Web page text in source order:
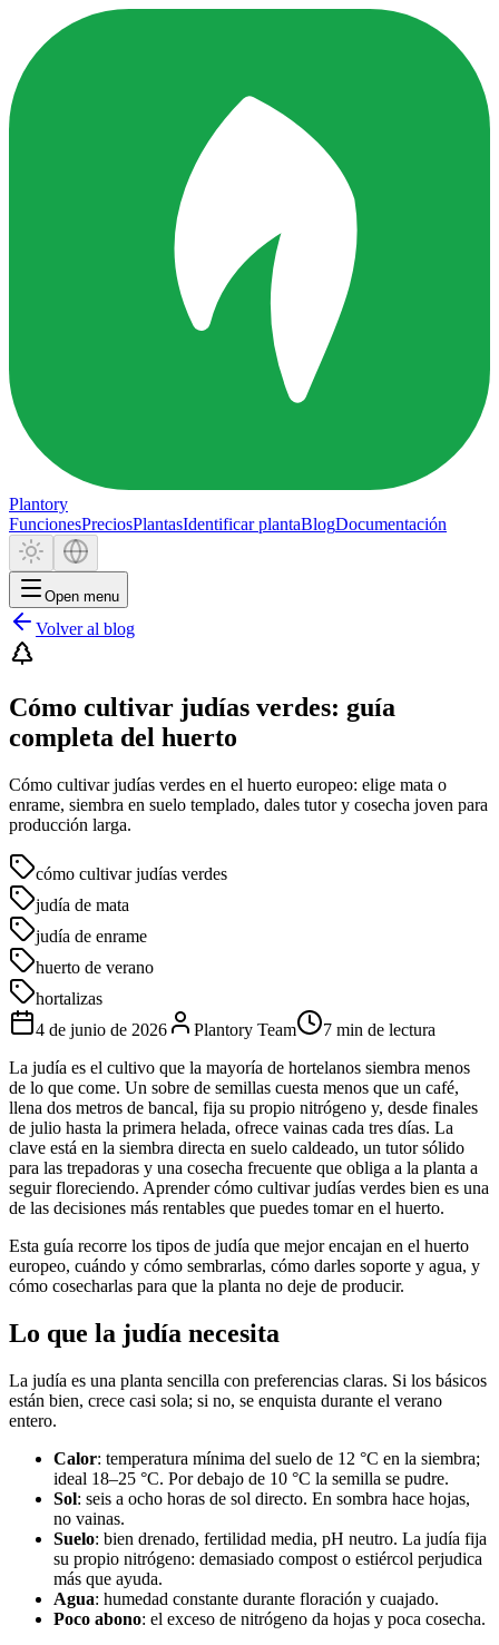
Plantory
FuncionesPreciosPlantasIdentificar plantaBlogDocumentación
Open menu
Volver al blog
Cómo cultivar judías verdes: guía
completa del huerto
Cómo cultivar judías verdes en el huerto europeo: elige mata o
enrame, siembra en suelo templado, dales tutor y cosecha joven para
producción larga.
cómo cultivar judías verdes
judía de mata
judía de enrame
huerto de verano
hortalizas
4 de junio de 2026
Plantory Team
7 min de lectura
La judía es el cultivo que la mayoría de hortelanos siembra menos
de lo que come. Un sobre de semillas cuesta menos que un café,
llena dos metros de bancal, fija su propio nitrógeno y, desde finales
de julio hasta la primera helada, ofrece vainas cada tres días. La
clave está en la siembra directa en suelo caldeado, un tutor sólido
para las trepadoras y una cosecha frecuente que obliga a la planta a
seguir floreciendo. Aprender cómo cultivar judías verdes bien es una
de las decisiones más rentables que puedes tomar en el huerto.
Esta guía recorre los tipos de judía que mejor encajan en el huerto
europeo, cuándo y cómo sembrarlas, cómo darles soporte y agua, y
cómo cosecharlas para que la planta no deje de producir.
Lo que la judía necesita
La judía es una planta sencilla con preferencias claras. Si los básicos
están bien, crece casi sola; si no, se enquista durante el verano
entero.
Calor: temperatura mínima del suelo de 12 °C en la siembra;
ideal 18–25 °C. Por debajo de 10 °C la semilla se pudre.
Sol: seis a ocho horas de sol directo. En sombra hace hojas,
no vainas.
Suelo: bien drenado, fertilidad media, pH neutro. La judía fija
su propio nitrógeno: demasiado compost o estiércol perjudica
más que ayuda.
Agua: humedad constante durante floración y cuajado.
Poco abono: el exceso de nitrógeno da hojas y poca cosecha.